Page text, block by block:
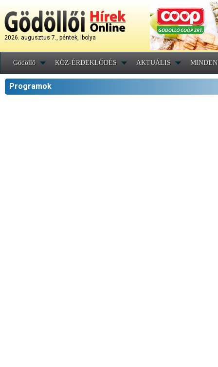
2026. augusztus 7., péntek, Ibolya
Gödöllő KÖZ-ÉRDEKLŐDÉS AKTUÁLIS
Programok